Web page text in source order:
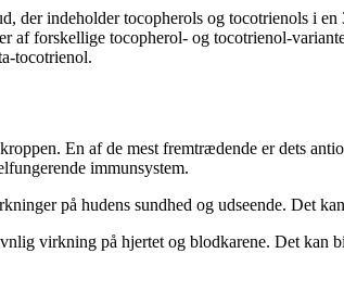
der indeholder tocopherols og tocotrienols i
af forskellige tocopherol- og tocotrienol-
tocotrienol.
En af de mest fremtrædende er dets
immunsystem.
på hudens sundhed og udseende. Det
virkning på hjertet og blodkarene. Det kan